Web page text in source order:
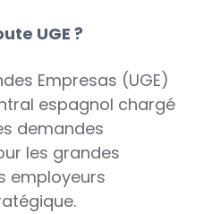
UGE ?
Empresas (UGE)
espagnol chargé
demandes
les grandes
employeurs